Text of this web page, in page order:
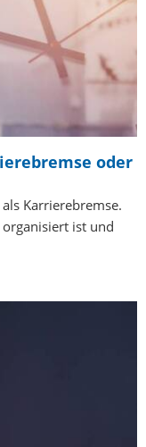
oder
Karrierebremse.
ist und